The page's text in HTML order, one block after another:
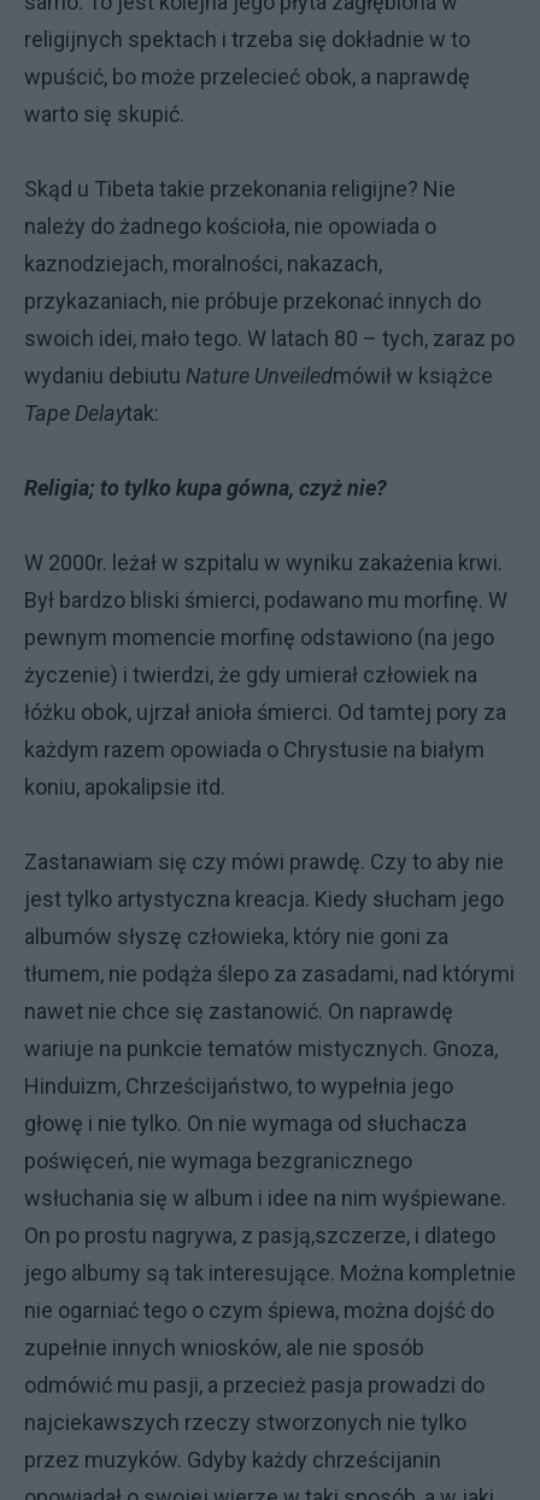
religijnych spektach i trzeba się dokładnie w to
wpuścić, bo może przelecieć obok, a naprawdę
warto się skupić.
Skąd u Tibeta takie przekonania religijne? Nie
należy do żadnego kościoła, nie opowiada o
kaznodziejach, moralności, nakazach,
przykazaniach, nie próbuje przekonać innych do
swoich idei, mało tego. W latach 80 – tych, zaraz po
wydaniu debiutu Nature Unveiledmówił w książce
Tape Delaytak:
Religia; to tylko kupa gówna, czyż nie?
W 2000r. leżał w szpitalu w wyniku zakażenia krwi.
Był bardzo bliski śmierci, podawano mu morfinę. W
pewnym momencie morfinę odstawiono (na jego
życzenie) i twierdzi, że gdy umierał człowiek na
łóżku obok, ujrzał anioła śmierci. Od tamtej pory za
każdym razem opowiada o Chrystusie na białym
koniu, apokalipsie itd.
Zastanawiam się czy mówi prawdę. Czy to aby nie
jest tylko artystyczna kreacja. Kiedy słucham jego
albumów słyszę człowieka, który nie goni za
tłumem, nie podąża ślepo za zasadami, nad którymi
nawet nie chce się zastanowić. On naprawdę
wariuje na punkcie tematów mistycznych. Gnoza,
Hinduizm, Chrześcijaństwo, to wypełnia jego
głowę i nie tylko. On nie wymaga od słuchacza
poświęceń, nie wymaga bezgranicznego
wsłuchania się w album i idee na nim wyśpiewane.
On po prostu nagrywa, z pasją,szczerze, i dlatego
jego albumy są tak interesujące. Można kompletnie
nie ogarniać tego o czym śpiewa, można dojść do
zupełnie innych wniosków, ale nie sposób
odmówić mu pasji, a przecież pasja prowadzi do
najciekawszych rzeczy stworzonych nie tylko
przez muzyków. Gdyby każdy chrześcijanin